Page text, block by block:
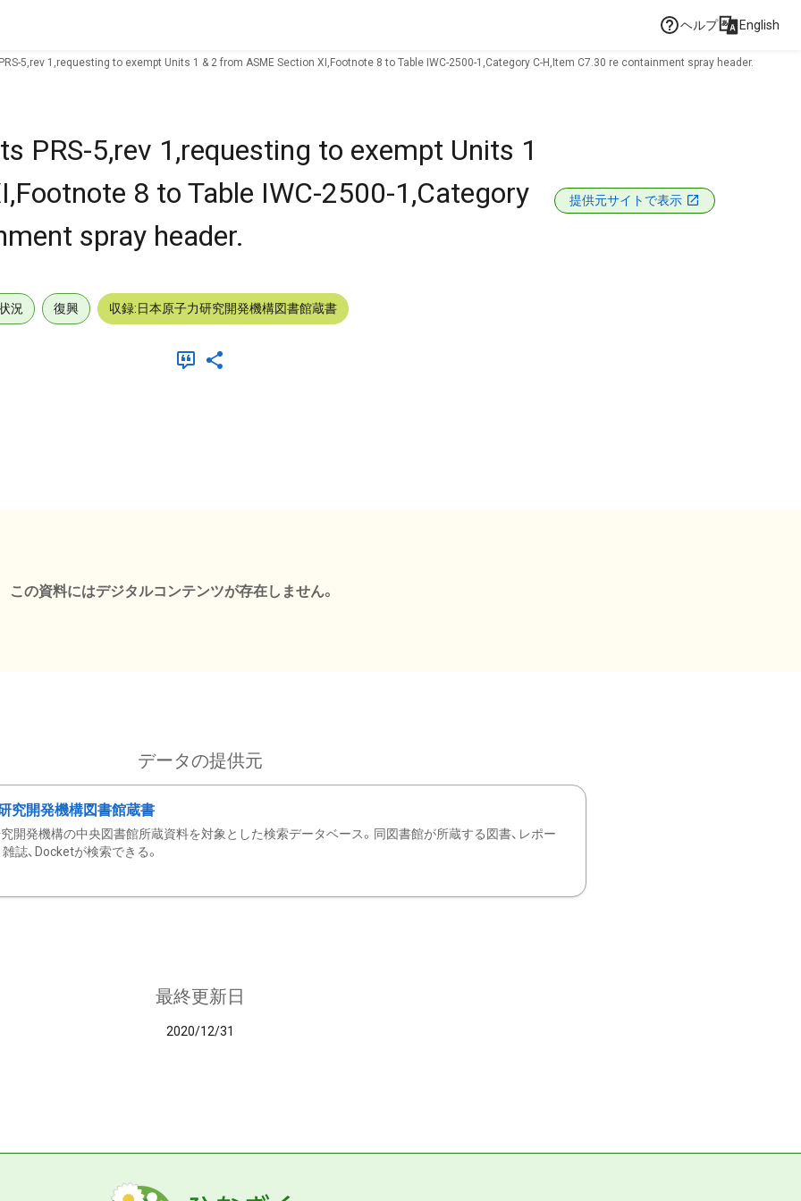
ヘルプ English
5,rev 1,requesting to exempt Units 1 & 2 from ASME Section XI,Footnote 8 to Table IWC-2500-1,Category C-H,Item C7.30 re containment spray header.
PRS-5,rev 1,requesting to exempt Units 1
8 to Table IWC-2500-1,Category
spray header.
提供元サイトで表示
況 復興 収録:日本原子力研究開発機構図書館蔵書
この資料にはデジタルコンテンツが存在しません。
データの提供元
究開発機構図書館蔵書
開発機構の中央図書館所蔵資料を対象とした検索データベース。同図書館が所蔵する図書、レポー
雑誌、Docketが検索できる。
最終更新日
2020/12/31